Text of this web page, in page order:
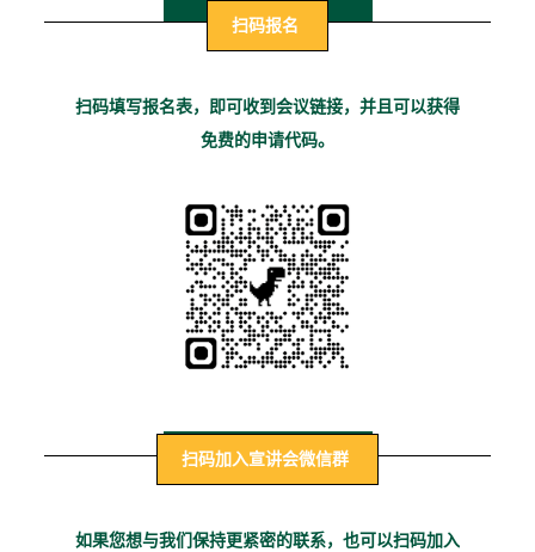
扫码报名
扫码填写报名表，即可收到会议链接，并且可以获得
免费的申请代码。
扫码加入宣讲会微信群
如果您想与我们保持更紧密的联系，也可以扫码加入